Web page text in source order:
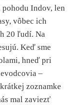
Indov, len
vôbec ich
20 ľudí. Na
Keď sme
hneď pri
–
zoznamke
mal zaviezť